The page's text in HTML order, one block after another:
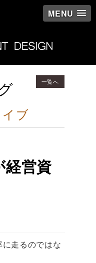
MENU
一覧へ
ブ
経営資
走るのではな